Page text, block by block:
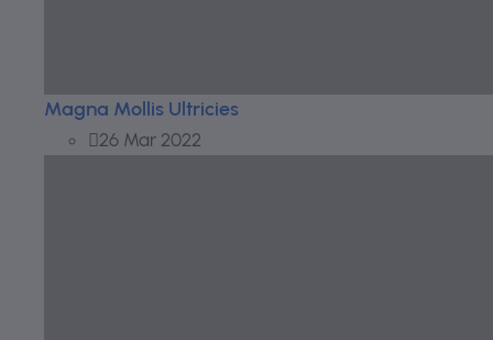
Magna Mollis Ultricies
26 Mar 2022